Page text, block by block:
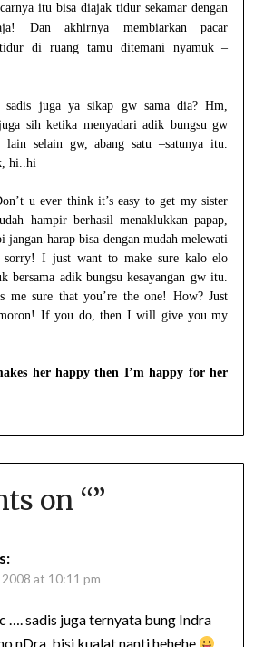
itu bisa diajak tidur sekamar dengan
Dan akhirnya membiarkan pacar
tidur di ruang tamu ditemani nyamuk –
juga ya sikap gw sama dia? Hm,
sih ketika menyadari adik bungsu gw
lain selain gw, abang satu –satunya itu.
hi..hi
u ever think it’s easy to get my sister
hampir berhasil menaklukkan papap,
jangan harap bisa dengan mudah melewati
I just want to make sure kalo elo
bersama adik bungsu kesayangan gw itu.
me sure that you’re the one! How? Just
If you do, then I will give you my
her happy then I’m happy for her
on “”
2008 at 10:11 pm
…. sadis juga ternyata bung Indra
nDra, bisi kualat nanti hehehe